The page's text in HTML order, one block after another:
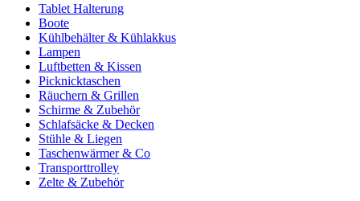
Tablet Halterung
Boote
Kühlbehälter & Kühlakkus
Lampen
Luftbetten & Kissen
Picknicktaschen
Räuchern & Grillen
Schirme & Zubehör
Schlafsäcke & Decken
Stühle & Liegen
Taschenwärmer & Co
Transporttrolley
Zelte & Zubehör